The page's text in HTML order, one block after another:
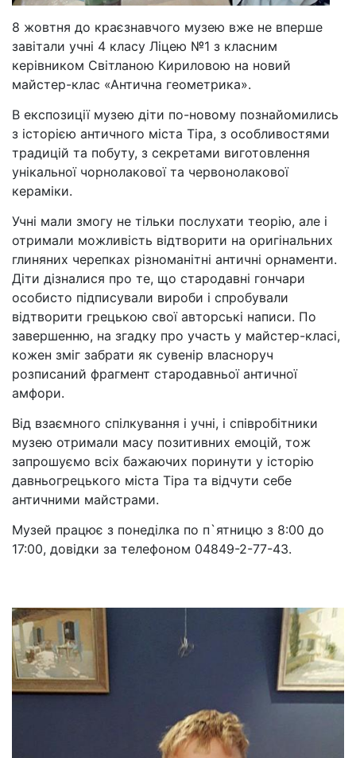
8 жовтня до краєзнавчого музею вже не вперше
завітали учні 4 класу Ліцею №1 з класним
керівником Світланою Кириловою на новий
майстер-клас «Антична геометрика».
В експозиції музею діти по-новому познайомились
з історією античного міста Тіра, з особливостями
традицій та побуту, з секретами виготовлення
унікальної чорнолакової та червонолакової
кераміки.
Учні мали змогу не тільки послухати теорію, але і
отримали можливість відтворити на оригінальних
глиняних черепках різноманітні античні орнаменти.
Діти дізналися про те, що стародавні гончари
особисто підписували вироби і спробували
відтворити грецькою свої авторські написи. По
завершенню, на згадку про участь у майстер-класі,
кожен зміг забрати як сувенір власноруч
розписаний фрагмент стародавньої античної
амфори.
Від взаємного спілкування і учні, і співробітники
музею отримали масу позитивних емоцій, тож
запрошуємо всіх бажаючих поринути у історію
давньогрецького міста Тіра та відчути себе
античними майстрами.
Музей працює з понеділка по п`ятницю з 8:00 до
17:00, довідки за телефоном 04849-2-77-43.